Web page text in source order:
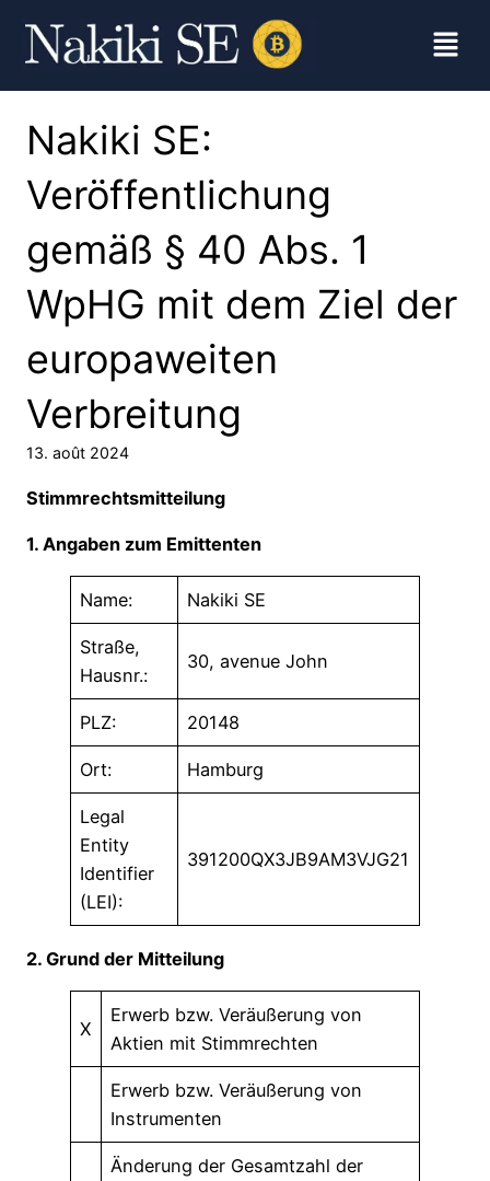
Nakiki SE:
Veröffentlichung
gemäß § 40 Abs. 1
WpHG mit dem Ziel der
europaweiten
Verbreitung
13. août 2024
Stimmrechtsmitteilung
1. Angaben zum Emittenten
Name: Nakiki SE
Straße,
Hausnr.:
30, avenue John
PLZ: 20148
Ort: Hamburg
Legal
Entity
Identifier
(LEI):
391200QX3JB9AM3VJG21
2. Grund der Mitteilung
X
Erwerb bzw. Veräußerung von
Aktien mit Stimmrechten
Erwerb bzw. Veräußerung von
Instrumenten
Änderung der Gesamtzahl der